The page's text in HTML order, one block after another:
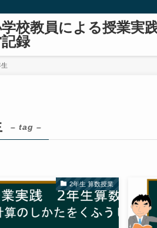
校教員による授業実
録
– tag –
2年生 算数授業